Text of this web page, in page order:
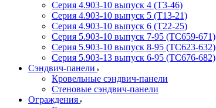
Серия 4.903-10 выпуск 4 (Т3-46)
Серия 4.903-10 выпуск 5 (Т13-21)
Серия 4.903-10 выпуск 6 (Т22-25)
Серия 5.903-10 выпуск 7-95 (ТС659-671)
Серия 5.903-10 выпуск 8-95 (ТС623-632)
Серия 5.903-13 выпуск 6-95 (ТС676-682)
Сэндвич-панели
Кровельные сэндвич-панели
Стеновые сэндвич-панели
Ограждения